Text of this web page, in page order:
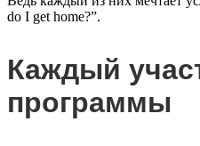
do I get home?”.
Каждый
программы